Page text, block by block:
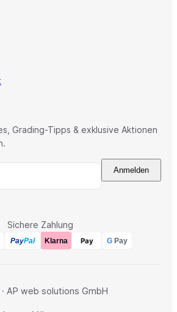
Grading-Tipps & exklusive Aktionen
Anmelden
Sichere Zahlung
PayPal Klarna Pay GPay
AP web solutions GmbH